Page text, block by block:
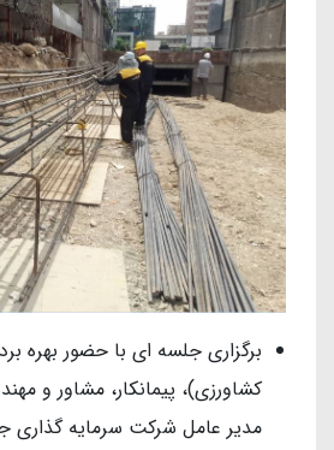
برگزاری جلسه ای با حضور بهره
کشاورزی)، پیمانکار، مشاور و
مدیر عامل شرکت سرمایه گذاری